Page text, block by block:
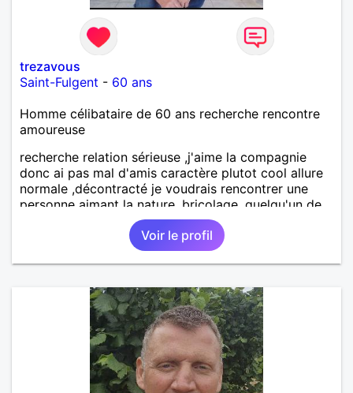
trezavous
Saint-Fulgent - 60 ans
Homme célibataire de 60 ans recherche rencontre
amoureuse
recherche relation sérieuse ,j'aime la compagnie
donc ai pas mal d'amis caractère plutot cool allure
normale ,décontracté je voudrais rencontrer une
personne aimant la nature ,bricolage ,quelqu'un de
simple et naturel à vos claviers mesdames
Voir le profil